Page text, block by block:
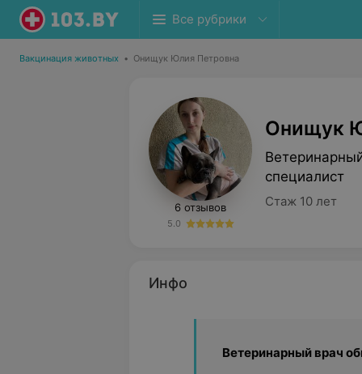
Все рубрики
Вакцинация животных • Онищук Юлия Петровна
6 отзывов
5.0
Онищук
специалист
Стаж 10 лет
Инфо
Ветеринарный врач